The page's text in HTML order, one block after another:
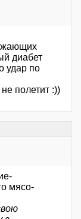
диабет
удар по
полетит :))
мясо-